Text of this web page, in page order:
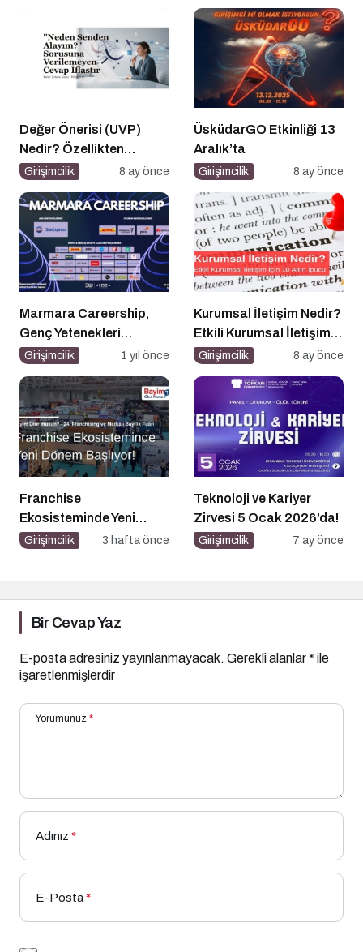
Değer Önerisi (UVP)
Nedir? Özellikten
Faydaya Geçiş
Girişimcilik 8 ay önce
ÜsküdarGO Etkinliği 13
Aralık’ta
Girişimcilik 8 ay önce
Marmara Careership,
Genç Yetenekleri
Geleceğin İş Dünyasıyla
Girişimcilik 1 yıl önce
Kurumsal İletişim Nedir?
Etkili Kurumsal İletişim
İçin 10 Altın İpucu
Girişimcilik 8 ay önce
Franchise
Ekosisteminde Yeni
Dönem Başlıyor: Bayim
Girişimcilik 3 hafta önce
Teknoloji ve Kariyer
Zirvesi 5 Ocak 2026’da!
Girişimcilik 7 ay önce
Bir Cevap Yaz
E-posta adresiniz yayınlanmayacak. Gerekli alanlar* ile
işaretlenmişlerdir
Yorumunuz *
Adınız *
E-Posta*